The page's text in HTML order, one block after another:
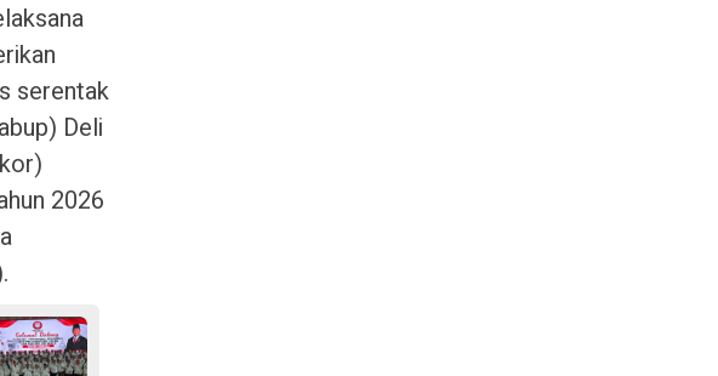
serentak
Deli
2026